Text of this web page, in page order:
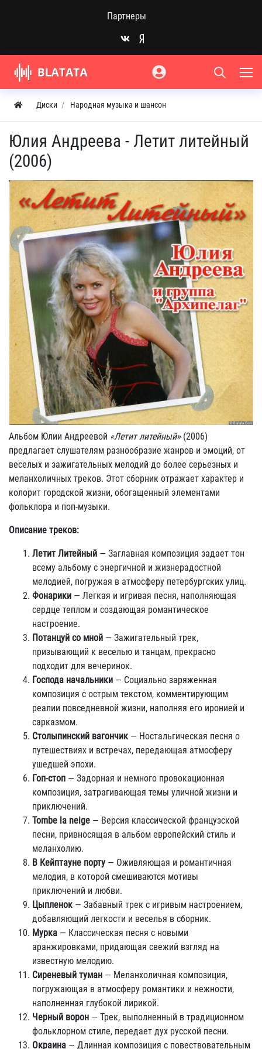
Партнеры
Диски Народная музыка и шансон
Юлия Андреева - Летит литейный
(2006)
Альбом Юлии Андреевой «Летит литейный»(2006)
предлагает слушателям разнообразие жанров и эмоций, от
веселых и зажигательных мелодий до более серьезных и
меланхоличных треков. Этот сборник отражает характер и
колорит городской жизни, обогащенный элементами
фольклора и поп-музыки.
Описание треков:
Летит Литейный — Заглавная композиция задает тон
всему альбому с энергичной и жизнерадостной
мелодией, погружая в атмосферу петербургских улиц.
Фонарики — Легкая и игривая песня, наполняющая
сердце теплом и создающая романтическое
настроение.
Потанцуй со мной — Зажигательный трек,
призывающий к веселью и танцам, прекрасно
подходит для вечеринок.
Господа начальники — Социально заряженная
композиция с острым текстом, комментирующим
реалии повседневной жизни, наполняя его иронией и
сарказмом.
Столыпинский вагончик — Ностальгическая песня о
путешествиях и встречах, передающая атмосферу
ушедшей эпохи.
Гоп-стоп — Задорная и немного провокационная
композиция, затрагивающая темы уличной жизни и
приключений.
Tombe la neige — Версия классической французской
песни, привносящая в альбом европейский стиль и
меланхолию.
В Кейптауне порту — Оживляющая и романтичная
мелодия, в которой смешиваются мотивы
приключений и любви.
Цыпленок — Забавный трек с игривым настроением,
добавляющий легкости и веселья в сборник.
Мурка — Классическая песня с новыми
аранжировками, придающая свежий взгляд на
известную мелодию.
Сиреневый туман — Меланхоличная композиция,
погружающая в атмосферу романтики и нежности,
наполненная глубокой лирикой.
Черный ворон — Трек, выполненный в традиционном
фольклорном стиле, передает дух русской песни.
Окраина — Длинная композиция с повествовательным